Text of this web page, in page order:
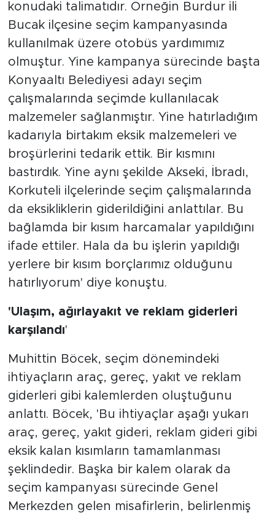
konudaki talimatıdır. Örneğin Burdur ili
Bucak ilçesine seçim kampanyasında
kullanılmak üzere otobüs yardımımız
olmuştur. Yine kampanya sürecinde başta
Konyaaltı Belediyesi adayı seçim
çalışmalarında seçimde kullanılacak
malzemeler sağlanmıştır. Yine hatırladığım
kadarıyla birtakım eksik malzemeleri ve
broşürlerini tedarik ettik. Bir kısmını
bastırdık. Yine aynı şekilde Akseki, İbradı,
Korkuteli ilçelerinde seçim çalışmalarında
da eksikliklerin giderildiğini anlattılar. Bu
bağlamda bir kısım harcamalar yapıldığını
ifade ettiler. Hala da bu işlerin yapıldığı
yerlere bir kısım borçlarımız olduğunu
hatırlıyorum' diye konuştu.
'Ulaşım, ağırlayakıt ve reklam giderleri
karşılandı'
Muhittin Böcek, seçim dönemindeki
ihtiyaçların araç, gereç, yakıt ve reklam
giderleri gibi kalemlerden oluştuğunu
anlattı. Böcek, 'Bu ihtiyaçlar aşağı yukarı
araç, gereç, yakıt gideri, reklam gideri gibi
eksik kalan kısımların tamamlanması
şeklindedir. Başka bir kalem olarak da
seçim kampanyası sürecinde Genel
Merkezden gelen misafirlerin, belirlenmiş